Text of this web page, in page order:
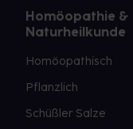
Homöopathie &
Naturheilkunde
Homöopathisch
Pflanzlich
Schüßler Salze